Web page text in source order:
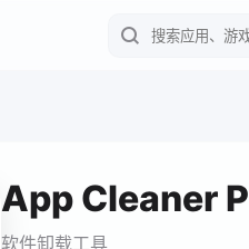
App Cleaner
软件卸载工具